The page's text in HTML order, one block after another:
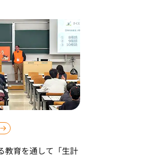
教育を通して「生計